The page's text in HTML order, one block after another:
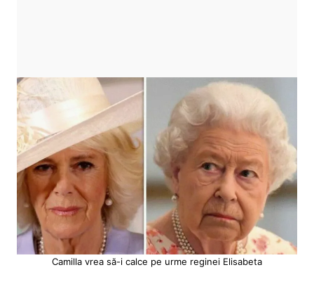
Camilla vrea să-i calce pe urme reginei Elisabeta